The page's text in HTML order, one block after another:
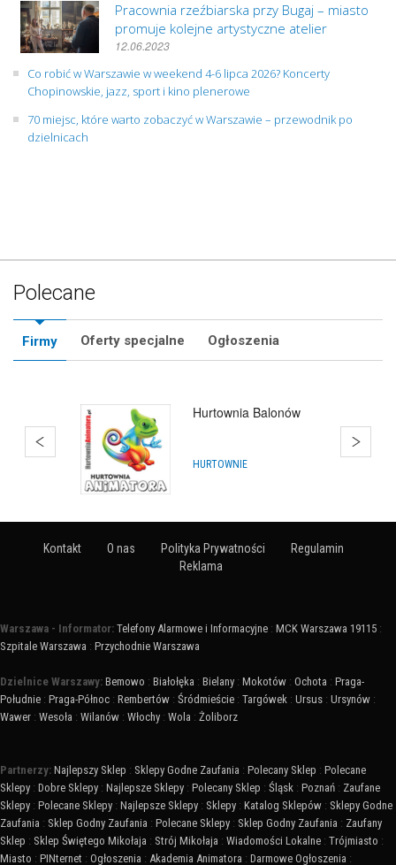
Pracownia rzeźbiarska przy Bugaj – miasto
promuje kolejne artystyczne atelier
12.06.2023
Co robić w Warszawie w weekend 4-6 lipca 2026? Koncerty
Chopinowskie, jazz, sport i kino plenerowe
70 miejsc, które warto zobaczyć w Warszawie – przewodnik po
dzielnicach
Polecane
Firmy Oferty specjalne Ogłoszenia
Hurtownia Balonów
HURTOWNIE
Kontakt O nas Polityka Prywatności
Regulamin
Reklama
Warszawa - Informator: Telefony Alarmowe i Informacyjne : MCK Warszawa 19115 :
Szpitale Warszawa : Przychodnie Warszawa
Dzielnice Warszawy: Bemowo : Białołęka : Bielany : Mokotów : Ochota : Praga-
Południe : Praga-Północ : Rembertów : Śródmieście : Targówek : Ursus : Ursynów :
Wawer : Wesoła : Wilanów : Włochy : Wola : Żoliborz
Partnerzy: Najlepszy Sklep : Sklepy Godne Zaufania : Polecany Sklep : Polecane
Sklepy : Dobre Sklepy : Najlepsze Sklepy : Polecany Sklep : Śląsk : Poznań : Zaufane
Sklepy : Polecane Sklepy : Najlepsze Sklepy : Sklepy : Katalog Sklepów : Sklepy Godne
Zaufania : Sklep Godny Zaufania : Polecane Sklepy : Sklep Godny Zaufania : Zaufany
Sklep : Sklep Świętego Mikołaja : Strój Mikołaja : Wiadomości Lokalne : Trójmiasto :
Miasto : PINternet : Ogłoszenia : Akademia Animatora : Darmowe Ogłoszenia :